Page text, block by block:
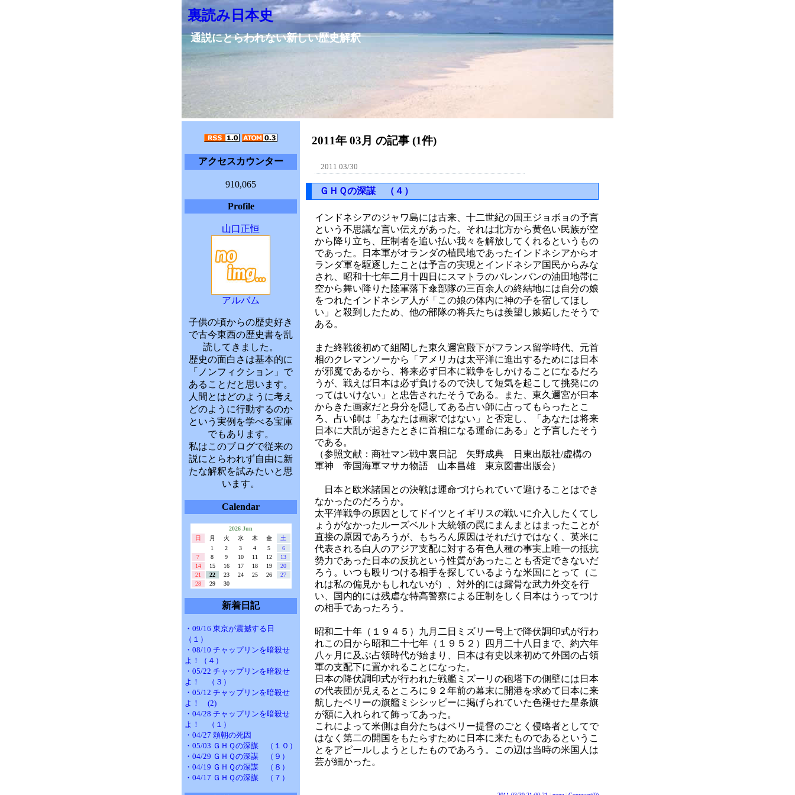
裏読み日本史
通説にとらわれない新しい歴史解釈
アクセスカウンター
910,065
Profile
山口正恒
アルバム
子供の頃からの歴史好き
で古今東西の歴史書を乱
読してきました。
歴史の面白さは基本的に
「ノンフィクション」で
あることだと思います。
人間とはどのように考え
どのように行動するのか
という実例を学べる宝庫
でもあります。
私はこのブログで従来の
説にとらわれず自由に新
たな解釈を試みたいと思
います。
Calendar
2026 Jun
日
月 火 水 木 金
土
1
2 3 4 5
6
7
8 9 10 11 12
13
14
15 16 17 18 19
20
21
22 23 24 25 26
27
28
29 30
新着日記
・09/16 東京が震撼する日
（１）
・08/10 チャップリンを暗殺せ
よ！（４）
・05/22 チャップリンを暗殺せ
よ！ （３）
・05/12 チャップリンを暗殺せ
よ！ (2)
・04/28 チャップリンを暗殺せ
よ！ （１）
・04/27 頼朝の死因
・05/03 ＧＨＱの深謀 （１０）
・04/29 ＧＨＱの深謀 （９）
・04/19 ＧＨＱの深謀 （８）
・04/17 ＧＨＱの深謀 （７）
2011年 03月 の記事 (1件)
2011 03/30
ＧＨＱの深謀 （４）
インドネシアのジャワ島には古来、十二世紀の国王ジョボョの予言
という不思議な言い伝えがあった。それは北方から黄色い民族が空
から降り立ち、圧制者を追い払い我々を解放してくれるというもの
であった。日本軍がオランダの植民地であったインドネシアからオ
ランダ軍を駆逐したことは予言の実現とインドネシア国民からみな
され、昭和十七年二月十四日にスマトラのパレンバンの油田地帯に
空から舞い降りた陸軍落下傘部隊の三百余人の終結地には自分の娘
をつれたインドネシア人が「この娘の体内に神の子を宿してほし
い」と殺到したため、他の部隊の将兵たちは羨望し嫉妬したそうで
ある。
また終戦後初めて組閣した東久邇宮殿下がフランス留学時代、元首
相のクレマンソーから「アメリカは太平洋に進出するためには日本
が邪魔であるから、将来必ず日本に戦争をしかけることになるだろ
うが、戦えば日本は必ず負けるので決して短気を起こして挑発にの
ってはいけない」と忠告されたそうである。また、東久邇宮が日本
からきた画家だと身分を隠してある占い師に占ってもらったとこ
ろ、占い師は「あなたは画家ではない」と否定し、「あなたは将来
日本に大乱が起きたときに首相になる運命にある」と予言したそう
である。
（参照文献：商社マン戦中裏日記 矢野成典 日東出版社/虚構の
軍神 帝国海軍マサカ物語 山本昌雄 東京図書出版会）
日本と欧米諸国との決戦は運命づけられていて避けることはでき
なかったのだろうか。
太平洋戦争の原因としてドイツとイギリスの戦いに介入したくてし
ょうがなかったルーズベルト大統領の罠にまんまとはまったことが
直接の原因であろうが、もちろん原因はそれだけではなく、英米に
代表される白人のアジア支配に対する有色人種の事実上唯一の抵抗
勢力であった日本の反抗という性質があったことも否定できないだ
ろう。いつも殴りつける相手を探しているような米国にとって（こ
れは私の偏見かもしれないが）、対外的には露骨な武力外交を行
い、国内的には残虐な特高警察による圧制をしく日本はうってつけ
の相手であったろう。
昭和二十年（１９４５）九月二日ミズリー号上で降伏調印式が行わ
れこの日から昭和二十七年（１９５２）四月二十八日まで、約六年
八ヶ月に及ぶ占領時代が始まり、日本は有史以来初めて外国の占領
軍の支配下に置かれることになった。
日本の降伏調印式が行われた戦艦ミズーリの砲塔下の側壁には日本
の代表団が見えるところに９２年前の幕末に開港を求めて日本に来
航したペリーの旗艦ミシシッピーに掲げられていた色褪せた星条旗
が額に入れられて飾ってあった。
これによって米側は自分たちはペリー提督のごとく侵略者としてで
はなく第二の開国をもたらすために日本に来たものであるというこ
とをアピールしようとしたものであろう。この辺は当時の米国人は
芸が細かった。